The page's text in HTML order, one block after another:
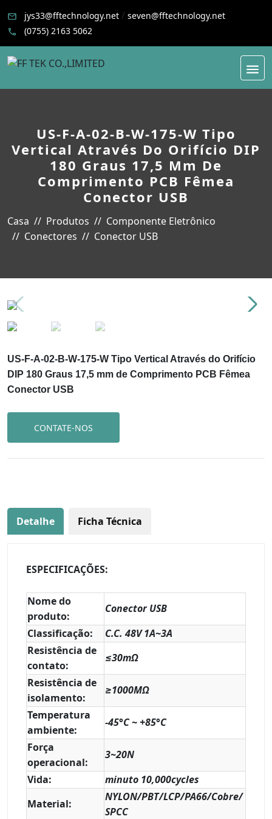
jys33@fftechnology.net / seven@fftechnology.net
(0755) 2163 5062
US-F-A-02-B-W-175-W Tipo
Vertical Através Do Orifício DIP
180 Graus 17,5 Mm De
Comprimento PCB Fêmea
Conector USB
Casa Produtos
Componente Eletrônico
Conectores
Conector USB
US-F-A-02-B-W-175-W Tipo Vertical Através do Orifício
DIP 180 Graus 17,5 mm de Comprimento PCB Fêmea
Conector USB
CONTATE-NOS
Detalhe Ficha Técnica
ESPECIFICAÇÕES:
Nome do
produto:
Conector USB
Classificação:
C.C. 48V 1A~3A
Resistência de
contato:
≤30mΩ
Resistência de
isolamento:
≥1000MΩ
Temperatura
ambiente:
-45°C ~ +85°C
Força
operacional:
3~20N
Vida:
minuto 10,000cycles
Material:
NYLON/PBT/LCP/PA66/Cobre/
SPCC